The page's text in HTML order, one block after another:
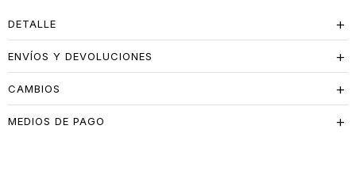
DETALLE
ENVÍOS Y DEVOLUCIONES
CAMBIOS
MEDIOS DE PAGO